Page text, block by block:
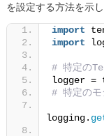
を設定する方法を示し
import
import
# 特定の
logger =
# 特定のモ
logging.